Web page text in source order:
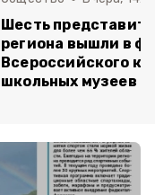
Шесть
региона вышли в
Всероссийского
школьных музеев